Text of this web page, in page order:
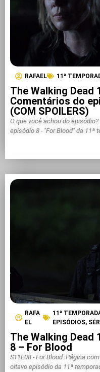
RAFAEL 11ª
The Walking Dead
Comentários do
(COM SPOILERS)
O que você achou do
episódio 8 - "For Blood" da 11ª
RAFA
EL
11ª
EPISÓDIOS,
The Walking Dead
8 – For Blood
S11E08 - For Blood: Página
oitavo episódio da 11ª